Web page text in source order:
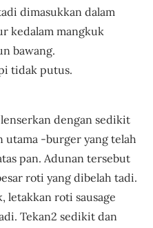
dimasukkan dalam
kedalam mangkuk
bawang.
tidak putus.
dengan sedikit
utama -burger yang telah
pan. Adunan tersebut
roti yang dibelah tadi.
letakkan roti sausage
Tekan2 sedikit dan